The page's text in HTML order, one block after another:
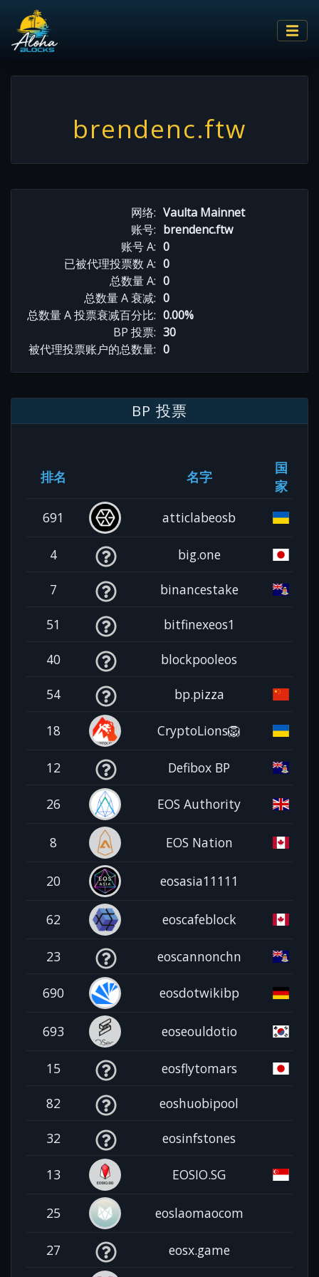
brendenc.ftw
网络: Vaulta Mainnet
账号: brendenc.ftw
账号 A: 0
已被代理投票数 A: 0
总数量 A: 0
总数量 A 衰减: 0
总数量 A 投票衰减百分比: 0.00%
BP 投票: 30
被代理投票账户的总数量: 0
BP 投票
排名 名字
国
家
691
atticlabeosb
4 big.one
7 binancestake
51 bitfinexeos1
40 blockpooleos
54 bp.pizza
18 CryptoLions🦁
12 Defibox BP
26 EOS Authority
8 EOS Nation
20 eosasia11111
62 eoscafeblock
23 eoscannonchn
690 eosdotwikibp
693 eoseouldotio
15 eosflytomars
82 eoshuobipool
32 eosinfstones
13 EOSIO.SG
25 eoslaomaocom
27 eosx.game